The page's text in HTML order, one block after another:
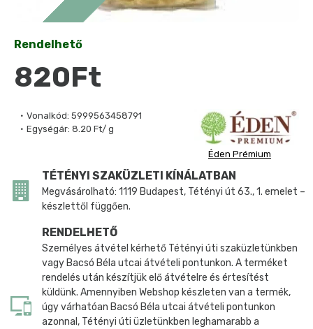
Vonalkód: 5999563458791
Egységár: 8.20 Ft/ g
Éden Prémium
Rendelhető
820Ft
TÉTÉNYI SZAKÜZLETI KÍNÁLATBAN
Megvásárolható: 1119 Budapest, Tétényi út 63., 1. emelet –
készlettől függően.
RENDELHETŐ
Személyes átvétel kérhető Tétényi úti szaküzletünkben
vagy Bacsó Béla utcai átvételi pontunkon. A terméket
rendelés után készítjük elő átvételre és értesítést
küldünk. Amennyiben Webshop készleten van a termék,
úgy várhatóan Bacsó Béla utcai átvételi pontunkon
azonnal, Tétényi úti üzletünkben leghamarabb a